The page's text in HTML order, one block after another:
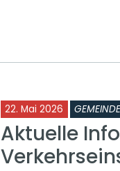
22. Mai 2026 GEMEINDE
Aktuelle